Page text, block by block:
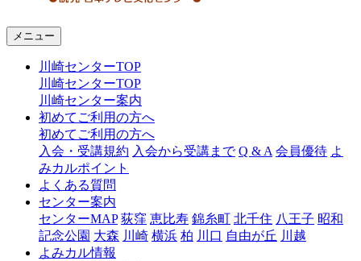
ャ
崎
メニュー
川崎センターTOP
川崎センターTOP
川崎センター案内
初めてご利用の方へ
初めてご利用の方へ
入会・受講規約 入会から受講まで Q & A 会員優待 よ
みカルポイント
よくある質問
センター案内
センターMAP 荻窪 恵比寿 錦糸町 北千住 八王子 昭和
記念公園 大森 川崎 横浜 柏 川口 自由が丘 川越
よみカル情報